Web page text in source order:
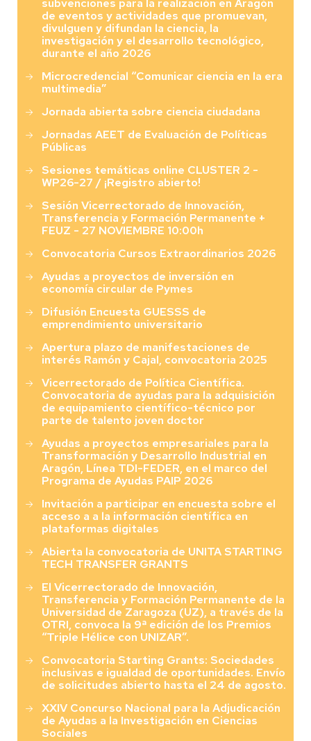
de eventos y actividades que promuevan,
divulguen y difundan la ciencia, la
investigación y el desarrollo tecnológico,
durante el año 2026
Microcredencial “Comunicar ciencia en la era
multimedia”
Jornada abierta sobre ciencia ciudadana
Jornadas AEET de Evaluación de Políticas
Públicas
Sesiones temáticas online CLUSTER 2 -
WP26-27 / ¡Registro abierto!
Sesión Vicerrectorado de Innovación,
Transferencia y Formación Permanente +
FEUZ - 27 NOVIEMBRE 10:00h
Convocatoria Cursos Extraordinarios 2026
Ayudas a proyectos de inversión en
economía circular de Pymes
Difusión Encuesta GUESSS de
emprendimiento universitario
Apertura plazo de manifestaciones de
interés Ramón y Cajal, convocatoria 2025
Vicerrectorado de Política Científica.
Convocatoria de ayudas para la adquisición
de equipamiento científico-técnico por
parte de talento joven doctor
Ayudas a proyectos empresariales para la
Transformación y Desarrollo Industrial en
Aragón, Línea TDI-FEDER, en el marco del
Programa de Ayudas PAIP 2026
Invitación a participar en encuesta sobre el
acceso a a la información científica en
plataformas digitales
Abierta la convocatoria de UNITA STARTING
TECH TRANSFER GRANTS
El Vicerrectorado de Innovación,
Transferencia y Formación Permanente de la
Universidad de Zaragoza (UZ), a través de la
OTRI, convoca la 9ª edición de los Premios
“Triple Hélice con UNIZAR”.
Convocatoria Starting Grants: Sociedades
inclusivas e igualdad de oportunidades. Envío
de solicitudes abierto hasta el 24 de agosto.
XXIV Concurso Nacional para la Adjudicación
de Ayudas a la Investigación en Ciencias
Sociales